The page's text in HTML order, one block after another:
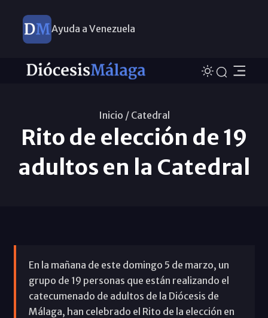
Ayuda a Venezuela
Inicio / Catedral
Rito de elección de 19
adultos en la Catedral
En la mañana de este domingo 5 de marzo, un
grupo de 19 personas que están realizando el
catecumenado de adultos de la Diócesis de
Málaga, han celebrado el Rito de la elección en